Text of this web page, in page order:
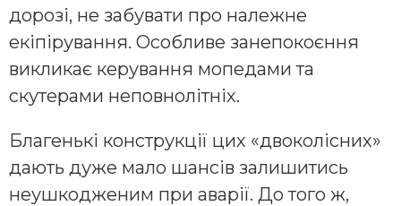
дорозі, не забувати про належне
екіпірування. Особливе занепокоєння
викликає керування мопедами та
скутерами неповнолітніх.
Благенькі конструкції цих «двоколісних»
дають дуже мало шансів залишитись
неушкодженим при аварії. До того ж,